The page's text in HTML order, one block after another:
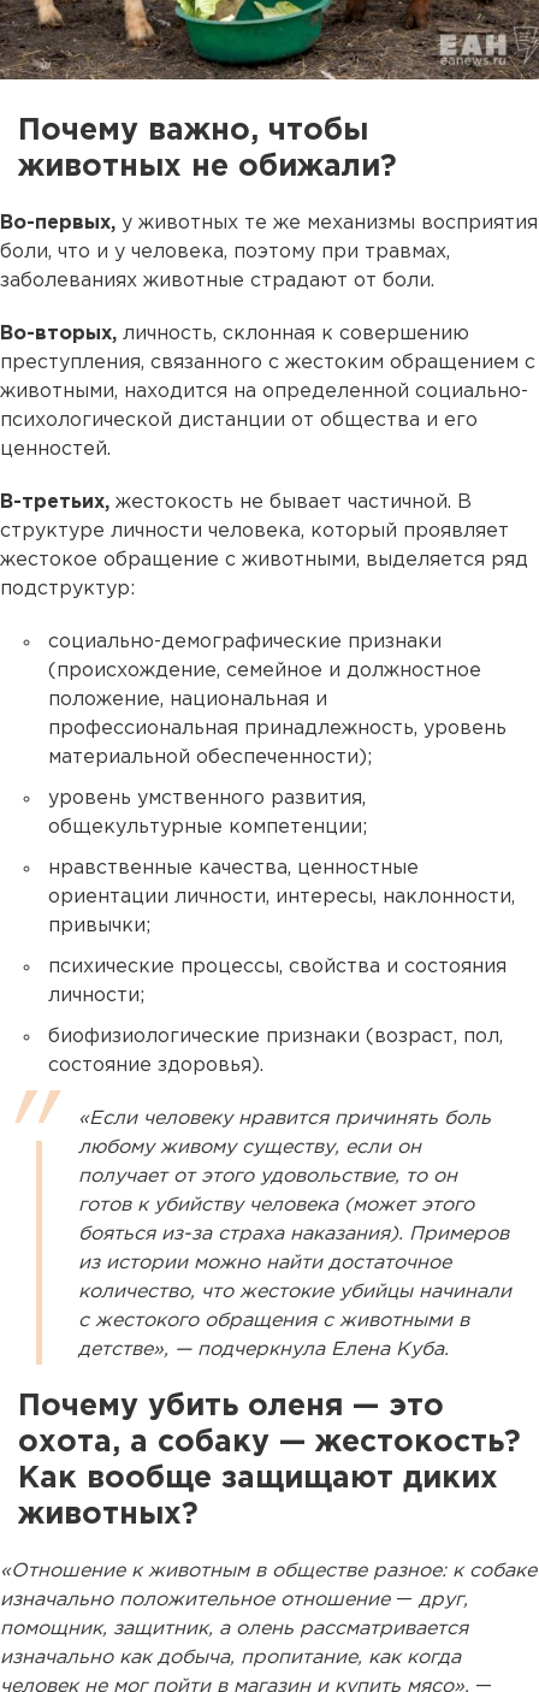
Почему важно, чтобы
животных не обижали?
Во-первых, у животных те же механизмы восприятия
боли, что и у человека, поэтому при травмах,
заболеваниях животные страдают от боли.
Во-вторых, личность, склонная к совершению
преступления, связанного с жестоким обращением с
животными, находится на определенной социально-
психологической дистанции от общества и его
ценностей.
В-третьих, жестокость не бывает частичной. В
структуре личности человека, который проявляет
жестокое обращение с животными, выделяется ряд
подструктур:
социально-демографические признаки
(происхождение, семейное и должностное
положение, национальная и
профессиональная принадлежность, уровень
материальной обеспеченности);
уровень умственного развития,
общекультурные компетенции;
нравственные качества, ценностные
ориентации личности, интересы, наклонности,
привычки;
психические процессы, свойства и состояния
личности;
биофизиологические признаки (возраст, пол,
состояние здоровья).
«Если человеку нравится причинять боль
любому живому существу, если он
получает от этого удовольствие, то он
готов к убийству человека (может этого
бояться из-за страха наказания). Примеров
из истории можно найти достаточное
количество, что жестокие убийцы начинали
с жестокого обращения с животными в
детстве», — подчеркнула Елена Куба.
Почему убить оленя — это
охота, а собаку — жестокость?
Как вообще защищают диких
животных?
«Отношение к животным в обществе разное: к собаке
изначально положительное отношение — друг,
помощник, защитник, а олень рассматривается
изначально как добыча, пропитание, как когда
человек не мог пойти в магазин и купить мясо», —